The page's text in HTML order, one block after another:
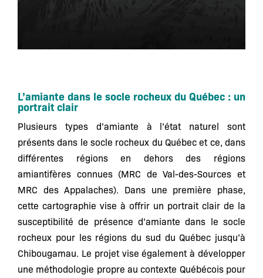
L’amiante dans le socle rocheux du Québec : un
portrait clair
Plusieurs types d’amiante à l’état naturel sont
présents dans le socle rocheux du Québec et ce, dans
différentes régions en dehors des régions
amiantifères connues (MRC de Val-des-Sources et
MRC des Appalaches). Dans une première phase,
cette cartographie vise à offrir un portrait clair de la
susceptibilité de présence d’amiante dans le socle
rocheux pour les régions du sud du Québec jusqu’à
Chibougamau. Le projet vise également à développer
une méthodologie propre au contexte Québécois pour